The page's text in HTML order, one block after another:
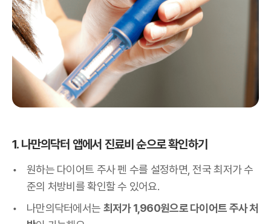
1. 나만의닥터 앱에서 진료비 순으로 확인하기
원하는 다이어트 주사 펜 수를 설정하면, 전국 최저가 수
준의 처방비를 확인할 수 있어요.
나만의닥터에서는 최저가 1,960원으로 다이어트 주사 처